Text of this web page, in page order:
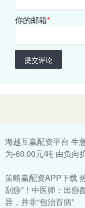
你的邮箱*
提交评论
海越互赢配资平台 生
为-60.00元/吨 由负向
策略赢配资APP下载
刮痧”！中医师：出痧
异，并非“包治百病”